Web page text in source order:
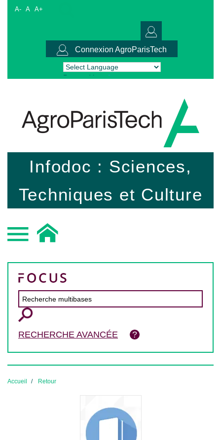
A- A A+
Connexion AgroParisTech
Powered by Translate
Infodoc : Sciences,
Techniques et Culture
RECHERCHE AVANCÉE
Accueil Retour